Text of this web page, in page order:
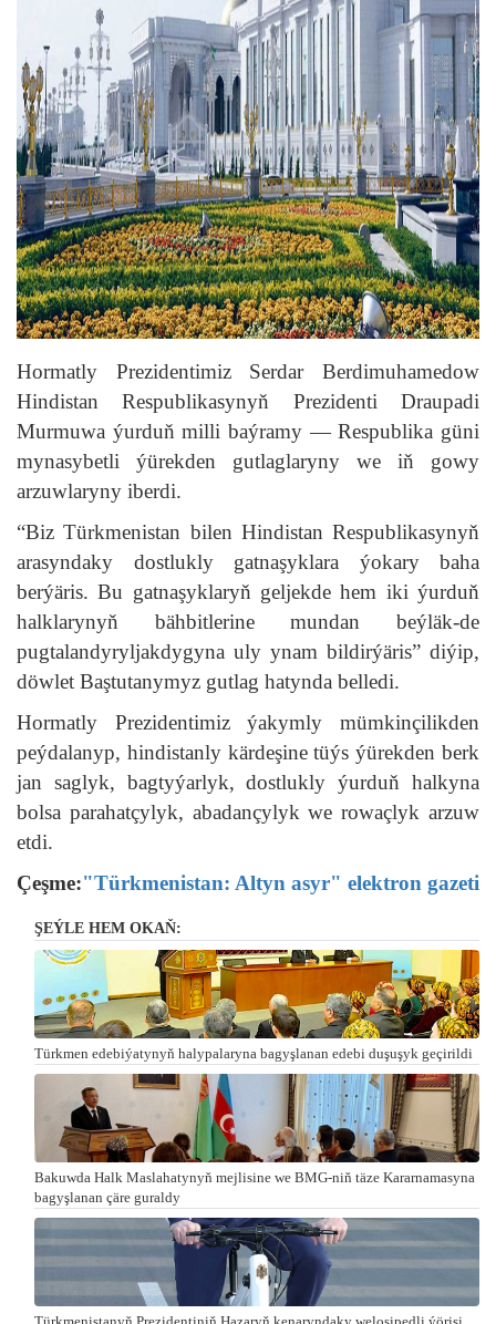
Hormatly Prezidentimiz Serdar Berdimuhamedow
Hindistan Respublikasynyň Prezidenti Draupadi
Murmuwa ýurduň milli baýramy — Respublika güni
mynasybetli ýürekden gutlaglaryny we iň gowy
arzuwlaryny iberdi.
“Biz Türkmenistan bilen Hindistan Respublikasynyň
arasyndaky dostlukly gatnaşyklara ýokary baha
berýäris. Bu gatnaşyklaryň geljekde hem iki ýurduň
halklarynyň bähbitlerine mundan beýläk-de
pugtalandyryljakdygyna uly ynam bildirýäris” diýip,
döwlet Baştutanymyz gutlag hatynda belledi.
Hormatly Prezidentimiz ýakymly mümkinçilikden
peýdalanyp, hindistanly kärdeşine tüýs ýürekden berk
jan saglyk, bagtyýarlyk, dostlukly ýurduň halkyna
bolsa parahatçylyk, abadançylyk we rowaçlyk arzuw
etdi.
Çeşme:"Türkmenistan: Altyn asyr" elektron gazeti
ŞEÝLE HEM OKAŇ:
Türkmen edebiýatynyň halypalaryna bagyşlanan edebi duşuşyk geçirildi
Bakuwda Halk Maslahatynyň mejlisine we BMG-niň täze Kararnamasyna
bagyşlanan çäre guraldy